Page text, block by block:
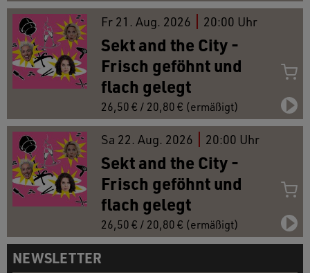
Fr 21. Aug. 2026 20:00 Uhr
Sekt and the City -
Frisch geföhnt und
flach gelegt
26,50 € / 20,80 € (ermäßigt)
Sa 22. Aug. 2026 20:00 Uhr
Sekt and the City -
Frisch geföhnt und
flach gelegt
26,50 € / 20,80 € (ermäßigt)
NEWSLETTER